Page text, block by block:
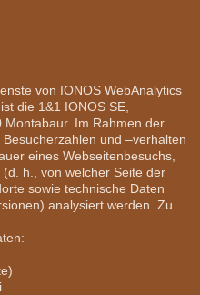
von IONOS WebAnalytics
die 1&1 IONOS SE,
Im Rahmen der
und –verhalten
eines Webseitenbesuchs,
h., von welcher Seite der
sowie technische Daten
analysiert werden. Zu